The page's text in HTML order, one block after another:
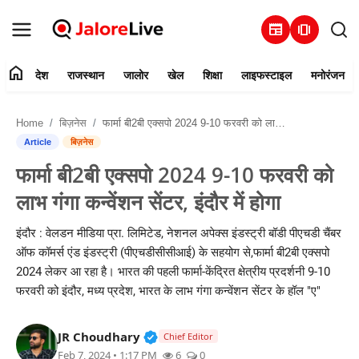
newspaper amp_stories
संपर्क करें
देश
जालोर
खेल
शिक्षा
home देश राजस्थान जालोर खेल शिक्षा लाइफस्टाइल मनोरंजन
Home बिज़नेस फार्मा बी2बी एक्सपो 2024 9-10 फरवरी को लाभ गंगा कन्वेंशन सेंटर, इंदौर में होगा
Article बिज़नेस
फार्मा बी2बी एक्सपो 2024 9-10 फरवरी को
लाभ गंगा कन्वेंशन सेंटर, इंदौर में होगा
इंदौर : वेलडन मीडिया प्रा. लिमिटेड, नेशनल अपेक्स इंडस्ट्री बॉडी पीएचडी चैंबर
ऑफ कॉमर्स एंड इंडस्ट्री (पीएचडीसीसीआई) के सहयोग से,फार्मा बी2बी एक्सपो
2024 लेकर आ रहा है। भारत की पहली फार्मा-केंद्रित क्षेत्रीय प्रदर्शनी 9-10
फरवरी को इंदौर, मध्य प्रदेश, भारत के लाभ गंगा कन्वेंशन सेंटर के हॉल "ए"
JR Choudhary Verified Public Figure • 30 Mar,
Chief Editor
Feb 7, 2024 • 1:17 PM 6 0